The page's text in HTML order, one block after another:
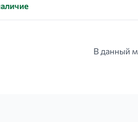
В данный